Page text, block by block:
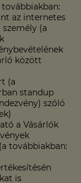
továbbiakban:
az internetes
(a
között
(a
standup
szóló
a Vásárlók
továbbiakban:
is